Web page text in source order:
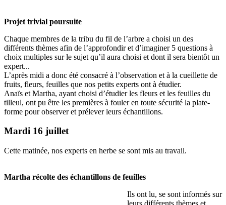
Projet trivial poursuite
Chaque membres de la tribu du fil de l’arbre a choisi un des
différents thèmes afin de l’approfondir et d’imaginer 5 questions à
choix multiples sur le sujet qu’il aura choisi et dont il sera bientôt un
expert...
L’après midi a donc été consacré à l’observation et à la cueillette de
fruits, fleurs, feuilles que nos petits experts ont à étudier.
Anaïs et Martha, ayant choisi d’étudier les fleurs et les feuilles du
tilleul, ont pu être les premières à fouler en toute sécurité la plate-
forme pour observer et prélever leurs échantillons.
Mardi 16 juillet
Cette matinée, nos experts en herbe se sont mis au travail.
Martha récolte des échantillons de feuilles
Ils ont lu, se sont informés sur
leurs différents thèmes et